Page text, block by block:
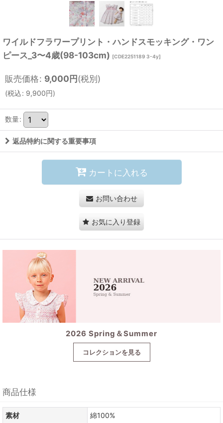
ワイルドフラワープリント・ハンドスモッキング・ワン
ピース_3〜4歳(98-103cm) [CDE2251189 3-4y]
販売価格: 9,000円(税別)
(税込: 9,900円)
数量:
返品特約に関する重要事項
カートに入れる
お問い合わせ
お気に入り登録
2026 Spring＆Summer
コレクションを見る
商品仕様
素材 綿100%